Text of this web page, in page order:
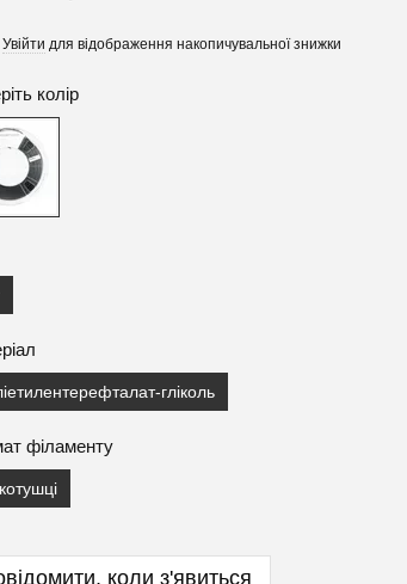
Увійти для відображення накопичувальної знижки
колір
гліколь
філаменту
коли з'явиться